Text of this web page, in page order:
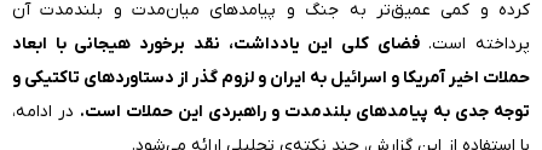
کرده و کمی عمیق‌تر به جنگ و پیامدهای میان‌مدت و بلندمدت آن
پرداخته است.فضای کلی این یادداشت، نقد برخورد هیجانی با ابعاد
حملات اخیر آمریکا و اسرائیل به ایران و لزوم گذر از دستاوردهای تاکتیکی و
توجه جدی به پیامدهای بلندمدت و راهبردی این حملات است. در ادامه،